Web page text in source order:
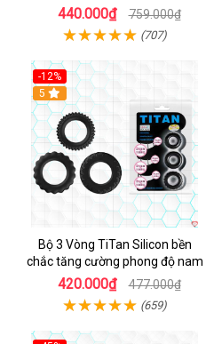
440.000₫ 759.000₫
(707)
-12%
5
Bộ 3 Vòng TiTan Silicon bền
chắc tăng cường phong độ nam
420.000₫ 477.000₫
(659)